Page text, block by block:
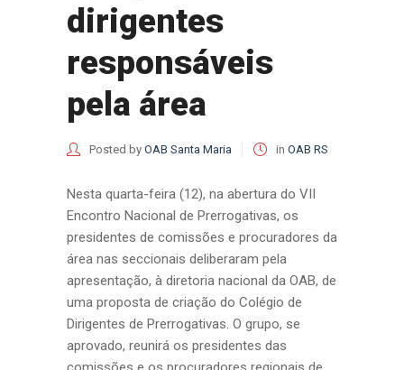
dirigentes
responsáveis
pela área
Posted by OAB Santa Maria in OAB RS
Nesta quarta-feira (12), na abertura do VII
Encontro Nacional de Prerrogativas, os
presidentes de comissões e procuradores da
área nas seccionais deliberaram pela
apresentação, à diretoria nacional da OAB, de
uma proposta de criação do Colégio de
Dirigentes de Prerrogativas. O grupo, se
aprovado, reunirá os presidentes das